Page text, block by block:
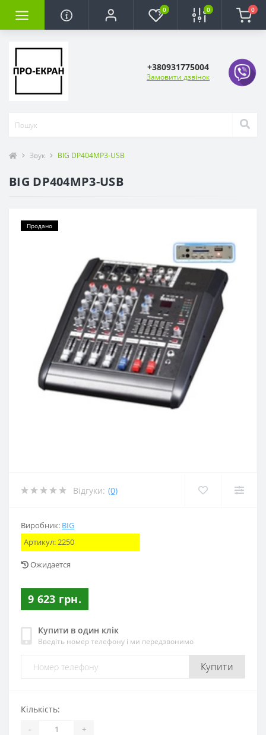
0 0 0
+380931775004
Замовити дзвінок
Звук BIG DP404MP3-USB
BIG DP404MP3-USB
Продано
Відгуки: (0)
Виробник: BIG
Артикул:2250
Ожидается
9 623 грн.
Купити в один клік
Введіть номер телефону і ми передзвонимо
Купити
Кількість:
- +